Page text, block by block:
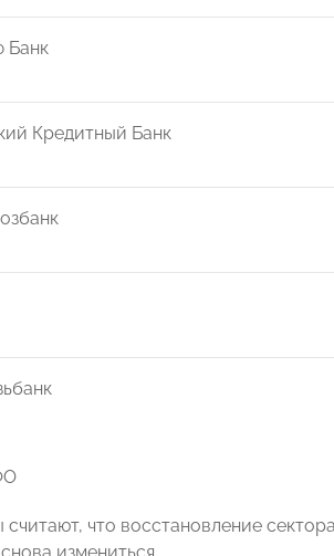
Банк
Кредитный Банк
что восстановление